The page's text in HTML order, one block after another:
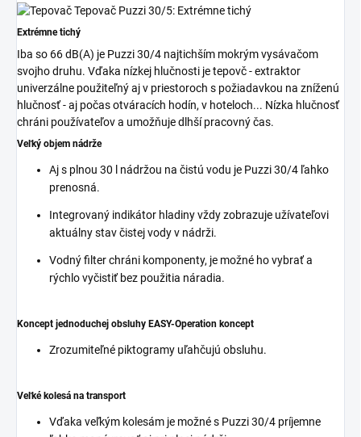
Extrémne tichý
Iba so 66 dB(A) je Puzzi30/4 najtichším mokrým vysávačom
svojho druhu. Vďaka nízkej hlučnosti je tepovč - extraktor
univerzálne použiteľný aj v priestoroch s požiadavkou na zníženú
hlučnosť - aj počas otváracích hodín, v hoteloch... Nízka hlučnosť
chráni používateľov a umožňuje dlhší pracovný čas.
Veľký objem nádrže
Aj s plnou 30 l nádržou na čistú vodu je Puzzi30/4 ľahko
prenosná.
Integrovaný indikátor hladiny vždy zobrazuje užívateľovi
aktuálny stav čistej vody v nádrži.
Vodný filter chráni komponenty, je možné ho vybrať a
rýchlo vyčistiť bez použitia náradia.
Koncept jednoduchej obsluhy EASY-Operation koncept
Zrozumiteľné piktogramy uľahčujú obsluhu.
Veľké kolesá na transport
Vďaka veľkým kolesám je možné s Puzzi30/4 príjemne